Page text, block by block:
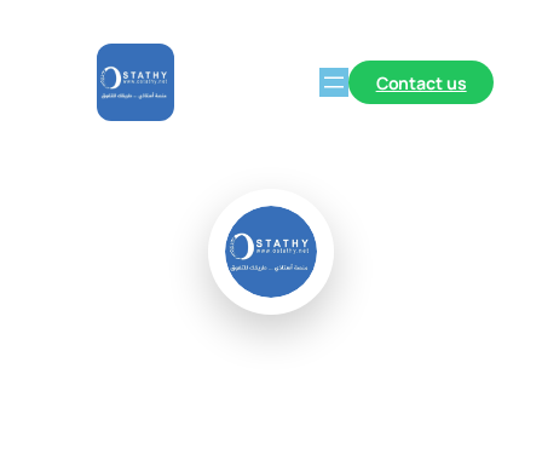
Contact us